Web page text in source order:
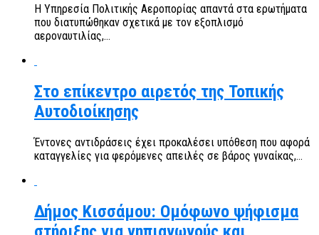
Η Υπηρεσία Πολιτικής Αεροπορίας απαντά στα ερωτήματα
που διατυπώθηκαν σχετικά με τον εξοπλισμό
αεροναυτιλίας,...
Στο επίκεντρο αιρετός της Τοπικής
Αυτοδιοίκησης
Έντονες αντιδράσεις έχει προκαλέσει υπόθεση που αφορά
καταγγελίες για φερόμενες απειλές σε βάρος γυναίκας,...
Δήμος Κισσάμου: Ομόφωνο ψήφισμα